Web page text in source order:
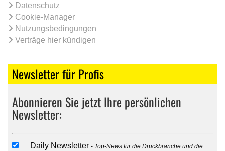
Datenschutz
Cookie-Manager
Nutzungsbedingungen
Verträge hier kündigen
Newsletter für Profis
Abonnieren Sie jetzt Ihre persönlichen
Newsletter:
Daily Newsletter
Top-News für die Druckbranche und die